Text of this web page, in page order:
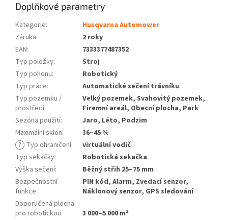
Doplňkové parametry
Kategorie:
Husqvarna Automower
Záruka:
2 roky
EAN:
7333377487352
Typ položky:
Stroj
Typ pohonu:
Robotický
Typ práce:
Automatické sečení trávníku
Typ pozemku /
prostředí:
Velký pozemek, Svahovitý pozemek,
Firemní areál, Obecní plocha, Park
Sezóna použití:
Jaro, Léto, Podzim
Maximální sklon:
36–45 %
? Typ ohraničení:
virtuální vodič
Typ sekačky:
Robotická sekačka
Výška sečení:
Běžný střih 25–75 mm
Bezpečnostní
funkce:
PIN kód, Alarm, Zvedací senzor,
Náklonový senzor, GPS sledování
Doporučená plocha
pro robotickou
3 000–5 000 m²